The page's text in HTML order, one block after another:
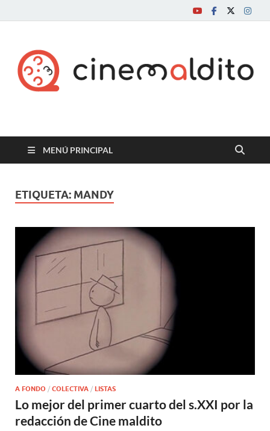
Cine maldito
MENÚ PRINCIPAL
ETIQUETA: MANDY
A FONDO / COLECTIVA / LISTAS
Lo mejor del primer cuarto del s.XXI por la
redacción de Cine maldito